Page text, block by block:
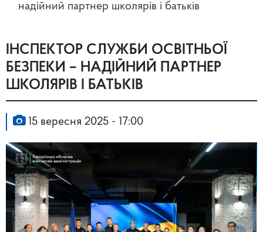
надійний партнер школярів і батьків
ІНСПЕКТОР СЛУЖБИ ОСВІТНЬОЇ
БЕЗПЕКИ – НАДІЙНИЙ ПАРТНЕР
ШКОЛЯРІВ І БАТЬКІВ
15 вересня 2025 - 17:00